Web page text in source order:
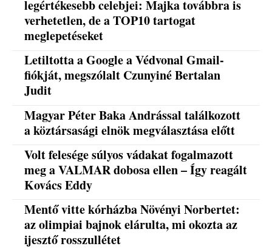
legértékesebb celebjei: Majka továbbra is
verhetetlen, de a TOP10 tartogat
meglepetéseket
Letiltotta a Google a Védvonal Gmail-
fiókját, megszólalt Czunyiné Bertalan
Judit
Magyar Péter Baka Andrással találkozott
a köztársasági elnök megválasztása előtt
Volt felesége súlyos vádakat fogalmazott
meg a VALMAR dobosa ellen – Így reagált
Kovács Eddy
Mentő vitte kórházba Növényi Norbertet:
az olimpiai bajnok elárulta, mi okozta az
ijesztő rosszullétet